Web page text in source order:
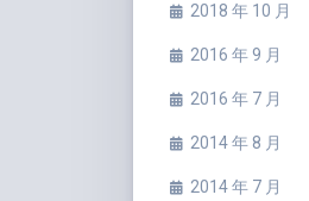
2018 年 10 月
2016 年 9 月
2016 年 7 月
2014 年 8 月
2014 年 7 月